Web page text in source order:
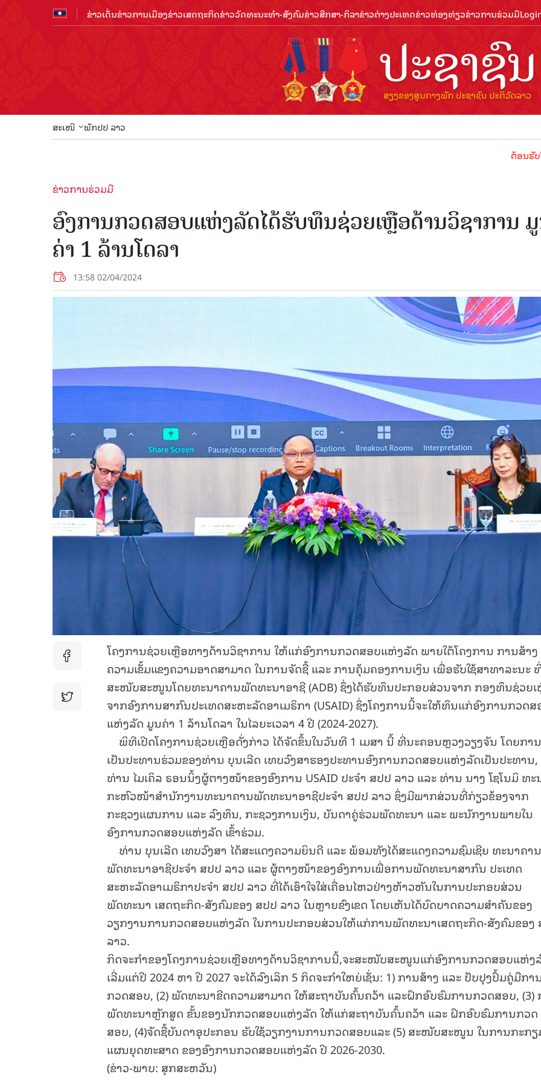
ຂ່າວເດັ່ນຂ່າວການເມືອງຂ່າວເສດຖະກິດຂ່າວວັດທະນະທຳ-ສັງຄົມຂ່າວສືກສາ-ກິລາຂ່າວຕ່າງປະເທດຂ່າວທ່ອງທ່ຽວຂ່າວການຮ່ວມມື
ສະເໜີ ພັກປປ ລາວ
ຕ້ອນຮັບປີທ່ອງ
ຂ່າວການຮ່ວມມື
ອົງການກວດສອບແຫ່ງລັດໄດ້ຮັບທຶນຊ່ວຍເຫຼືອດ້ານວິຊາການ
ຄ່າ 1 ລ້ານໂດລາ
13:58 02/04/2024
ໂຄງການຊ່ວຍເຫຼືອທາງດ້ານວິຊາການ ໃຫ້ແກ່ອົງການກວດສອບແຫ່ງລັດ ພາຍໃຕ້ໂຄງການ ການສ້າງ
ຄວາມເຂັ້ມແຂງຄວາມອາດສາມາດ ໃນການຈັດຊື້ ແລະ ການຄຸ້ມຄອງການເງິນ ເພື່ອຮັບໃຊ້ສາທາລະນະ
ສະໜັບສະໜູນໂດຍທະນາຄານພັດທະນາອາຊີ (ADB) ຊຶ່ງໄດ້ຮັບທຶນປະກອບສ່ວນຈາກ ກອງທຶນຊ່ວຍ
ຈາກອົງການສາກົນປະເທດສະຫະລັດອາເມຣິກາ (USAID) ຊຶ່ງໂຄງການນີ້ຈະໃຫ້ທຶນແກ່ອົງການກວດສ
ແຫ່ງລັດ ມູນຄ່າ 1 ລ້ານໂດລາ ໃນໄລຍະເວລາ 4 ປີ (2024-2027).
ພິທີເປີດໂຄງການຊ່ວຍເຫຼືອດັ່ງກ່າວ ໄດ້ຈັດຂຶ້ນໃນວັນທີ 1 ເມສາ ນີ້ ທີ່ນະຄອນຫຼວງວຽງຈັນ ໂດຍການ
ເປັນປະທານຮ່ວມຂອງທ່ານ ບຸນເລີດ ເທບວົງສາຮອງປະທານອົງການກວດສອບແຫ່ງລັດເປັນປະທານ,
ທ່ານ ໄມເຄິລ ຣອນນິ້ງຜູ້ຕາງໜ້າຂອງອົງການ USAID ປະຈໍາ ສປປ ລາວ ແລະ ທ່ານ ນາງ ໂຊໂນມິ ທະ
ກະຫົວໜ້າສໍານັກງານທະນາຄານພັດທະນາອາຊີປະຈໍາ ສປປ ລາວ ຊຶ່ງມີພາກສ່ວນທີ່ກ່ຽວຂ້ອງຈາກ
ກະຊວງແຜນການ ແລະ ລົງທຶນ, ກະຊວງການເງິນ, ບັນດາຄູ່ຮ່ວມພັດທະນາ ແລະ ພະນັກງານພາຍໃນ
ອົງການກວດສອບແຫ່ງລັດ ເຂົ້າຮ່ວມ.
ທ່ານ ບຸນເລີດ ເທບວົງສາ ໄດ້ສະແດງຄວາມຍິນດີ ແລະ ພ້ອມທັງໄດ້ສະແດງຄວາມຊົມເຊີຍ ທະນາຄານ
ພັດທະນາອາຊີປະຈໍາ ສປປ ລາວ ແລະ ຜູ້ຕາງໜ້າຂອງອົງການເພື່ອການພັດທະນາສາກົນ ປະເທດ
ສະຫະລັດອາເມຣິກາປະຈໍາ ສປປ ລາວ ທີ່ໄດ້ເອົາໃຈໃສ່ເຄື່ອນໄຫວຢ່າງຫ້າວຫັນໃນການປະກອບສ່ວນ
ພັດທະນາ ເສດຖະກິດ-ສັງຄົມຂອງ ສປປ ລາວ ໃນຫຼາຍຂົງເຂດ ໂດຍເຫັນໄດ້ບົດບາດຄວາມສໍາຄັນຂອງ
ວຽກງານການກວດສອບແຫ່ງລັດ ໃນການປະກອບສ່ວນໃຫ້ແກ່ການພັດທະນາເສດຖະກິດ-ສັງຄົມຂອງ
ລາວ.
ກິດຈະກໍາຂອງໂຄງການຊ່ວຍເຫຼືອທາງດ້ານວິຊາການນີ້,ຈະສະໜັບສະໜູນແກ່ອົງການກວດສອບແຫ່ງ
ເລີ່ມແຕ່ປີ 2024 ຫາ ປີ 2027 ຈະໄດ້ລົງເລິກ 5 ກິດຈະກໍາໃຫຍ່ເຊັ່ນ: 1) ການສ້າງ ແລະ ປັບປຸງປຶ້ມຄູ່ມືກາ
ກວດສອບ, (2) ພັດທະນາຂີດຄວາມສາມາດ ໃຫ້ສະຖາບັນຄົ້ນຄວ້າ ແລະຝຶກອົບຮົມການກວດສອບ, (3)
ພັດທະນາຫຼັກສູດ ຂັ້ນຂອງນັກກວດສອບແຫ່ງລັດ ໃຫ້ແກ່ສະຖາບັນຄົ້ນຄວ້າ ແລະ ຝຶກອົບຮົມການກວດ
ສອບ, (4)ຈັດຊື້ບັນດາອຸປະກອນ ຮັບໃຊ້ວຽກງານການກວດສອບແລະ (5) ສະໜັບສະໜູນ ໃນການກະກ
ແຜນຍຸດທະສາດ ຂອງອົງການກວດສອບແຫ່ງລັດ ປີ 2026-2030.
(ຂ່າວ-ພາບ: ສຸກສະຫວັນ)